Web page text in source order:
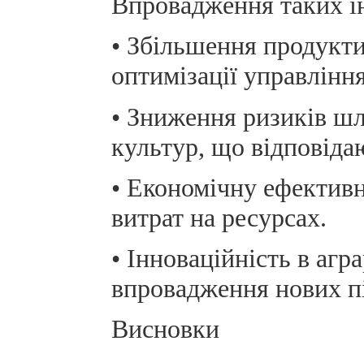
• Збільшення
оптимізації
• Зниження ризиків
культур, що
• Економічну
витрат на ресурсах.
• Інноваційність в
впровадження нових
Висновки